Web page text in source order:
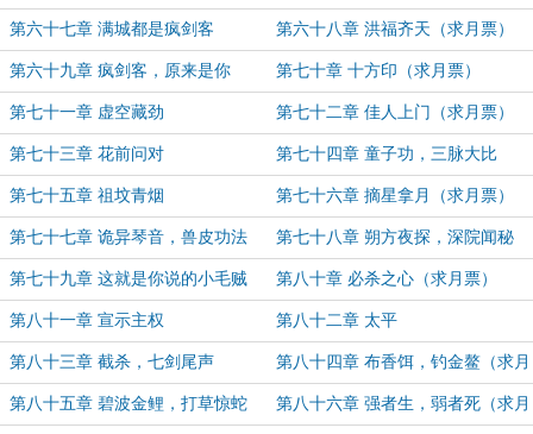
第六十七章 满城都是疯剑客 第六十八章 洪福齐天（求月票）
第六十九章 疯剑客，原来是你 第七十章 十方印（求月票）
第七十一章 虚空藏劲 第七十二章 佳人上门（求月票）
第七十三章 花前问对 第七十四章 童子功，三脉大比
第七十五章 祖坟青烟 第七十六章 摘星拿月（求月票）
第七十七章 诡异琴音，兽皮功法 第七十八章 朔方夜探，深院闻秘
（求月票）
第七十九章 这就是你说的小毛贼 第八十章 必杀之心（求月票）
第八十一章 宣示主权 第八十二章 太平
第八十三章 截杀，七剑尾声 第八十四章 布香饵，钓金鳌（求月
票）
第八十五章 碧波金鲤，打草惊蛇 第八十六章 强者生，弱者死（求月